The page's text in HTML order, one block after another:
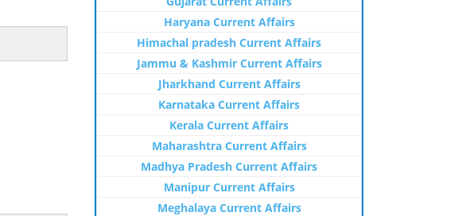
Haryana Current Affairs
Himachal pradesh Current Affairs
Jammu & Kashmir Current Affairs
Jharkhand Current Affairs
Karnataka Current Affairs
Kerala Current Affairs
Maharashtra Current Affairs
Madhya Pradesh Current Affairs
Manipur Current Affairs
Meghalaya Current Affairs